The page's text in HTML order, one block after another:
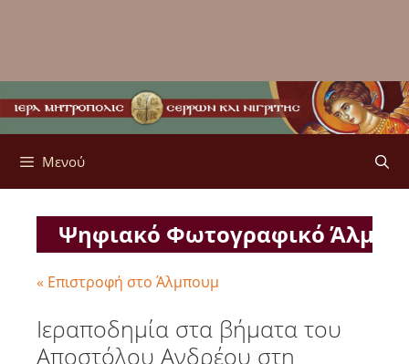
Μενού
Ψηφιακό Φωτογραφικό
« Επιστροφή στο Άλμπουμ
Ιεραποδημία στα βήματα του
Αποστόλου Ανδρέου στη